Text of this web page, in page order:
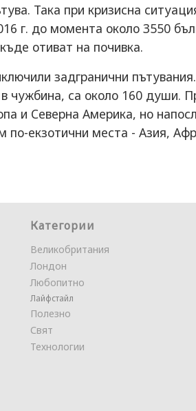
Така при кризисна
г. до момента около 3550
отиват на почивка.
задгранични
чужбина, са около 160 души.
и Северна Америка, но
по-екзотични места - Азия,
Категории
Великобритания
Лондон
Любопитно
Лайфстайл
Полезно
Свят
Технологии